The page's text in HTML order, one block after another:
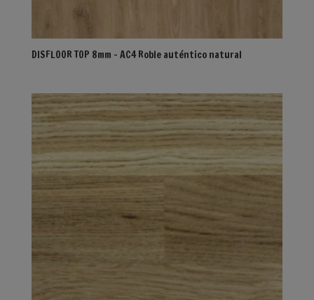
DISFLOOR TOP 8mm – AC4 Roble auténtico natural